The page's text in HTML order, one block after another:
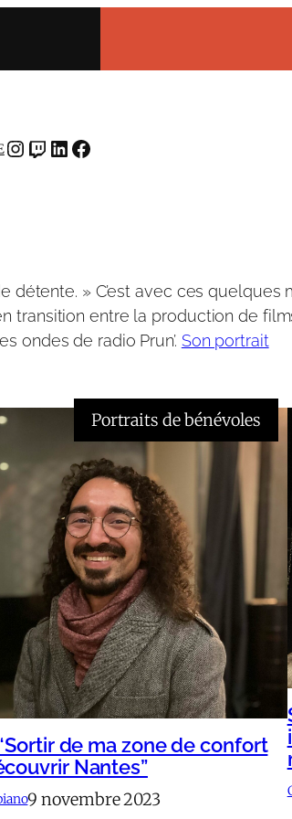
INSTAGRAMTWITCH LINKEDIN FACEBOOK
» C’est avec ces
transition entre la production de
ondes de radio Prun’. Son portrait
Portraits de bénévoles
de ma zone de confort
Nantes”
9 novembre 2023